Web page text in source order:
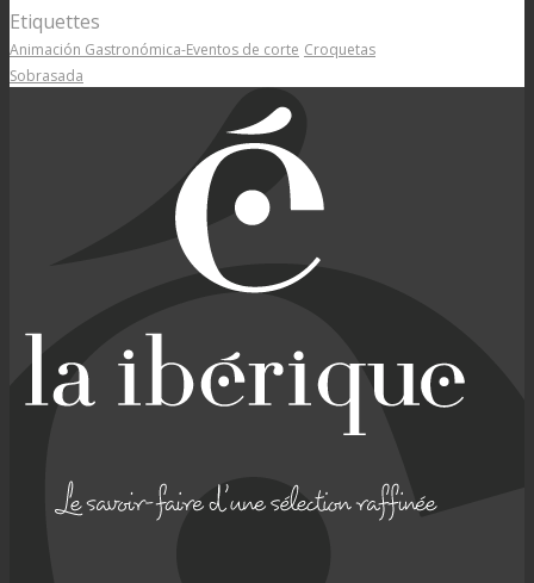
Etiquettes
Animación Gastronómica-Eventos de corte Croquetas
Sobrasada